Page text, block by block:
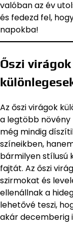
valóban az év
és fedezd fel,
napokba!
Őszi
Az őszi virágok
a legtöbb növény
még mindig
színeikben,
bármilyen stílusú
fajtát. Az őszi
szirmokat és
ellenállnak a
lehetővé teszi,
akár decemberig